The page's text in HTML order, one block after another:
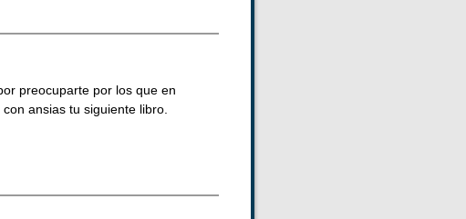
preocuparte por los que en
ansias tu siguiente libro.